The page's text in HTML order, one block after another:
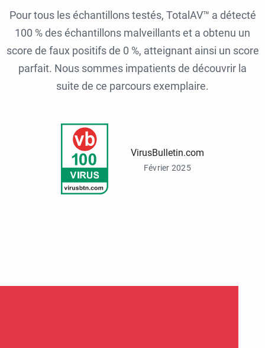
Pour tous les échantillons testés, TotalAV™ a détecté
100 % des échantillons malveillants et a obtenu un
score de faux positifs de 0 %, atteignant ainsi un score
parfait. Nous sommes impatients de découvrir la
suite de ce parcours exemplaire.
VirusBulletin.com
Février 2025